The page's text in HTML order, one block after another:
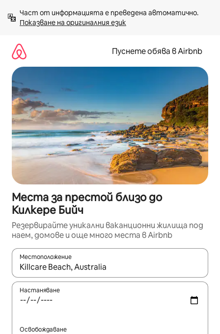
към
съдържанието
Показване на оригиналния език
Пуснете обява в Airbnb
Места за престой близо до
Килкере Бийч
Резервирайте уникални ваканционни жилища под
наем, домове и още много места в Airbnb
Местоположение
Когато резултатите се покажат, използвайте
Настаняване
Освобождаване